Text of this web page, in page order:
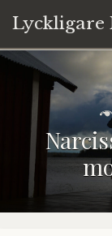
Lyckligare
Hoppa
innehåll
Välkommen
Blogg
Annika
Tarot